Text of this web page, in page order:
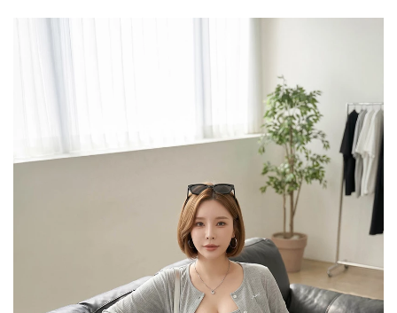
牛仔
牛仔裙 冰感
涼感